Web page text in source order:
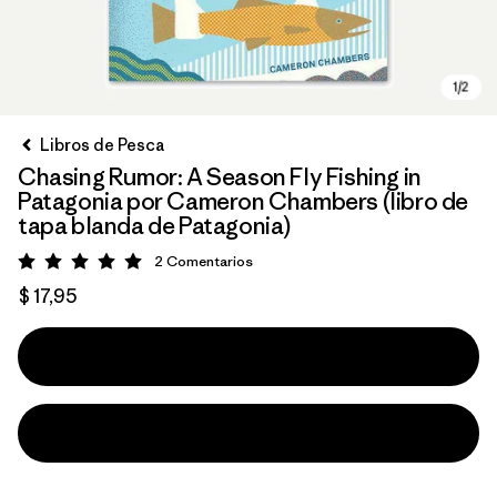
Libros de Pesca
Chasing Rumor: A Season Fly Fishing in
Patagonia por Cameron Chambers (libro de
tapa blanda de Patagonia)
Valoración: 5 / 5
2 Comentarios
$ 17,95